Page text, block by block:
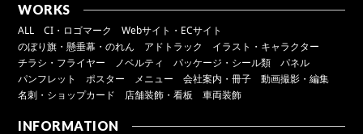
WORKS
ALL CI・ロゴマーク
Webサイト・ECサイト
のぼり旗・懸垂幕・のれん
アドトラック
イラスト・キャラクター
チラシ・フライヤー
ノベルティ パッケージ・シール類
パネル
パンフレット
ポスター メニュー 会社案内・冊子
動画撮影・編集
名刺・ショップカード
店舗装飾・看板 車両装飾
INFORMATION